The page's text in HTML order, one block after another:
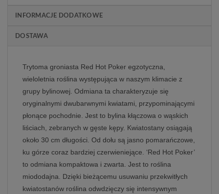
INFORMACJE DODATKOWE
DOSTAWA
Trytoma groniasta Red Hot Poker egzotyczna,
wieloletnia roślina występująca w naszym klimacie z
grupy bylinowej. Odmiana ta charakteryzuje się
oryginalnymi dwubarwnymi kwiatami, przypominającymi
płonące pochodnie. Jest to bylina kłączowa o wąskich
liściach, zebranych w gęste kępy. Kwiatostany osiągają
około 30 cm długości. Od dołu są jasno pomarańczowe,
ku górze coraz bardziej czerwieniejące. ‘Red Hot Poker’
to odmiana kompaktowa i zwarta. Jest to roślina
miododajna. Dzięki bieżącemu usuwaniu przekwitłych
kwiatostanów roślina odwdzięczy się intensywnym